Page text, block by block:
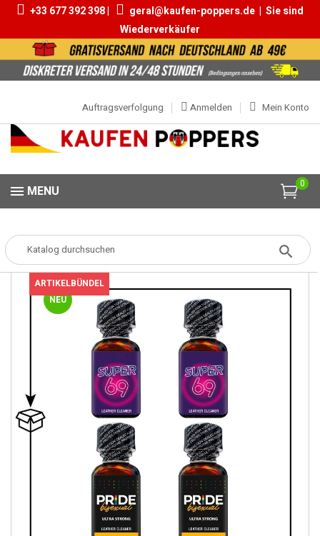
+33 677 392 398 | geral@kaufen-poppers.de | Sie sind
Wiederverkäufer
Mein Konto
Anmelden
Auftragsverfolgung
0
MENU
Popper Poppers Packs Pack Aphrodite
NEU
ARTIKELBÜNDEL